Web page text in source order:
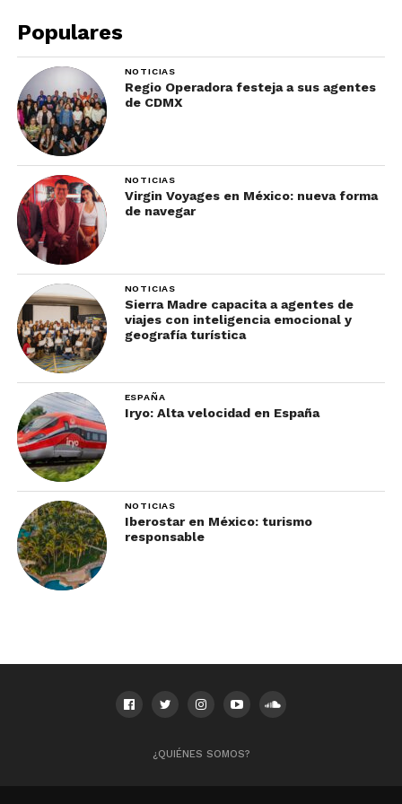
su estado es punta de lanza del turismo en el país.
Mientras nos preparamos por la edición 46 del
Tianguis Turístico en Acapulco, entérate de todas
las novedades del Tianguis Turístico 2021 en
enlace.
Populares
NOTICIAS
Regio Operadora festeja a sus agentes
de CDMX
NOTICIAS
Virgin Voyages en México: nueva forma
de navegar
NOTICIAS
Sierra Madre capacita a agentes de
viajes con inteligencia emocional y
geografía turística
ESPAÑA
Iryo: Alta velocidad en España
NOTICIAS
Iberostar en México: turismo
responsable
¿QUIÉNES SOMOS?